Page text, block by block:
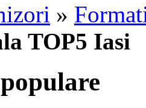
»
TOP5 Iasi